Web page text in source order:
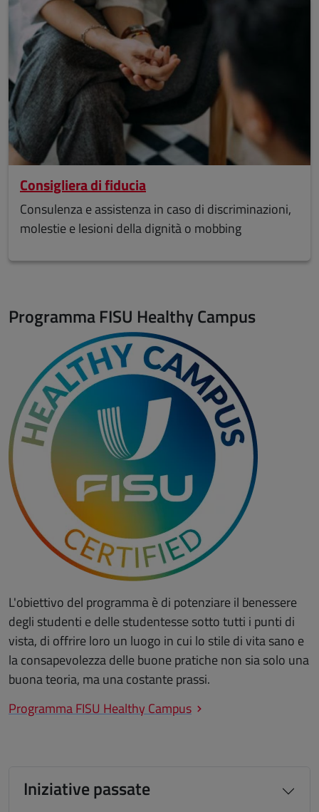
Consigliera di fiducia
Consulenza e assistenza in caso di discriminazioni,
molestie e lesioni della dignità o mobbing
Programma FISU Healthy Campus
L'obiettivo del programma è di potenziare il benessere
degli studenti e delle studentesse sotto tutti i punti di
vista, di offrire loro un luogo in cui lo stile di vita sano e
la consapevolezza delle buone pratiche non sia solo una
buona teoria, ma una costante prassi.
Programma FISU Healthy Campus
Iniziative passate